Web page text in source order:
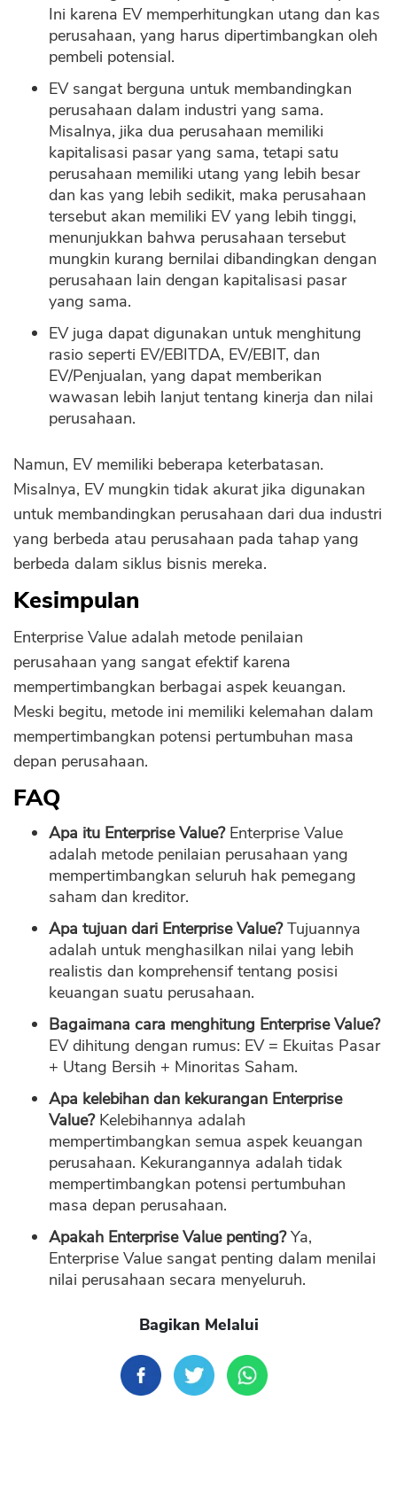
Ini karena EV memperhitungkan utang dan kas
perusahaan, yang harus dipertimbangkan oleh
pembeli potensial.
EV sangat berguna untuk membandingkan
perusahaan dalam industri yang sama.
Misalnya, jika dua perusahaan memiliki
kapitalisasi pasar yang sama, tetapi satu
perusahaan memiliki utang yang lebih besar
dan kas yang lebih sedikit, maka perusahaan
tersebut akan memiliki EV yang lebih tinggi,
menunjukkan bahwa perusahaan tersebut
mungkin kurang bernilai dibandingkan dengan
perusahaan lain dengan kapitalisasi pasar
yang sama.
EV juga dapat digunakan untuk menghitung
rasio seperti EV/EBITDA, EV/EBIT, dan
EV/Penjualan, yang dapat memberikan
wawasan lebih lanjut tentang kinerja dan nilai
perusahaan.
Namun, EV memiliki beberapa keterbatasan.
Misalnya, EV mungkin tidak akurat jika digunakan
untuk membandingkan perusahaan dari dua industri
yang berbeda atau perusahaan pada tahap yang
berbeda dalam siklus bisnis mereka.
Kesimpulan
Enterprise Value adalah metode penilaian
perusahaan yang sangat efektif karena
mempertimbangkan berbagai aspek keuangan.
Meski begitu, metode ini memiliki kelemahan dalam
mempertimbangkan potensi pertumbuhan masa
depan perusahaan.
FAQ
Apa itu Enterprise Value?Enterprise Value
adalah metode penilaian perusahaan yang
mempertimbangkan seluruh hak pemegang
saham dan kreditor.
Apa tujuan dari Enterprise Value?Tujuannya
adalah untuk menghasilkan nilai yang lebih
realistis dan komprehensif tentang posisi
keuangan suatu perusahaan.
Bagaimana cara menghitung Enterprise Value?
EV dihitung dengan rumus: EV = Ekuitas Pasar
+ Utang Bersih + Minoritas Saham.
Apa kelebihan dan kekurangan Enterprise
Value?Kelebihannya adalah
mempertimbangkan semua aspek keuangan
perusahaan. Kekurangannya adalah tidak
mempertimbangkan potensi pertumbuhan
masa depan perusahaan.
Apakah Enterprise Value penting?Ya,
Enterprise Value sangat penting dalam menilai
nilai perusahaan secara menyeluruh.
Bagikan Melalui
OK
CANCEL